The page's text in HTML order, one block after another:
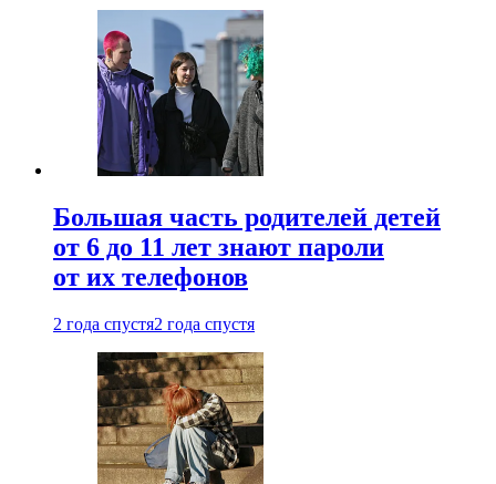
Большая часть родителей детей
от 6 до 11 лет знают пароли
от их телефонов
2 года спустя2 года спустя